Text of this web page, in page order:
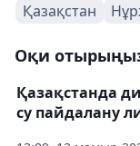
Қазақстан
Оқи
Қазақстанда
су пайдалану